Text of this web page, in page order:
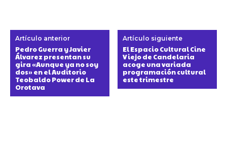
Artículo anterior
Pedro Guerra y Javier
Álvarez presentan su
gira «Aunque ya no soy
dos» en el Auditorio
Teobaldo Power de La
Orotava
Artículo siguiente
El Espacio Cultural Cine
Viejo de Candelaria
acoge una variada
programación cultural
este trimestre